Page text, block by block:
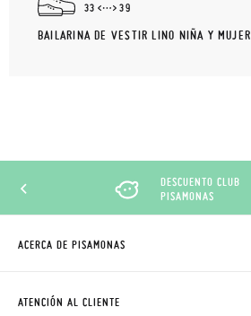
33 39
BAILARINA DE VESTIR LINO NIÑA Y MUJER
DESCUENTO CLUB
PISAMONAS
ACERCA DE PISAMONAS
CÓMO COMPRAR
ATENCIÓN AL CLIENTE